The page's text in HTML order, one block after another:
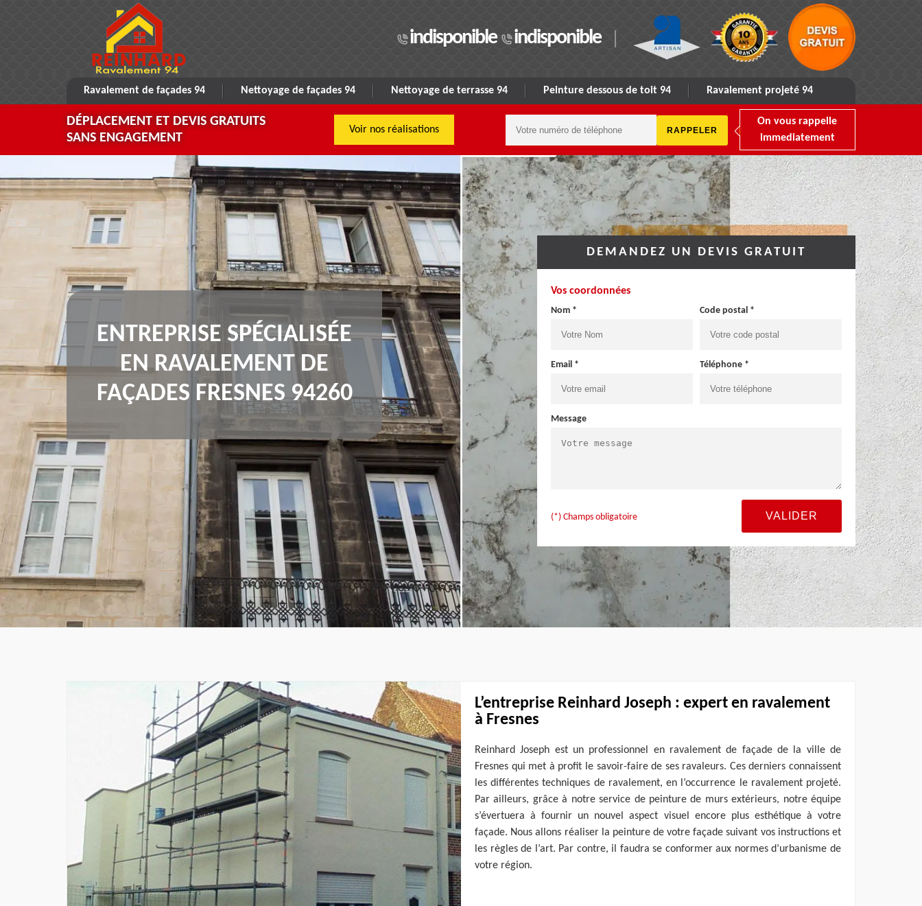
indisponible indisponible
Ravalement de façades 94 Nettoyage de façades 94 Nettoyage de terrasse 94 Peinture dessous de toit 94 Ravalement projeté 94
DÉPLACEMENT ET DEVIS GRATUITS
SANS ENGAGEMENT
Voir nos réalisations
On vous rappelle
immediatement
ENTREPRISE SPÉCIALISÉE
EN RAVALEMENT DE
FAÇADES FRESNES 94260
DEMANDEZ UN DEVIS GRATUIT
Vos coordonnées
Nom * Code postal *
Email * Téléphone *
Message
(*) Champs obligatoire
L’entreprise Reinhard Joseph : expert en ravalement
à Fresnes
Reinhard Joseph est un professionnel en ravalement de façade de la ville de
Fresnes qui met à profit le savoir-faire de ses ravaleurs. Ces derniers connaissent
les différentes techniques de ravalement, en l’occurrence le ravalement projeté.
Par ailleurs, grâce à notre service de peinture de murs extérieurs, notre équipe
s’évertuera à fournir un nouvel aspect visuel encore plus esthétique à votre
façade. Nous allons réaliser la peinture de votre façade suivant vos instructions et
les règles de l’art. Par contre, il faudra se conformer aux normes d’urbanisme de
votre région.